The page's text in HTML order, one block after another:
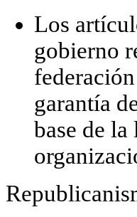
Los
gobierno
garantía
base de